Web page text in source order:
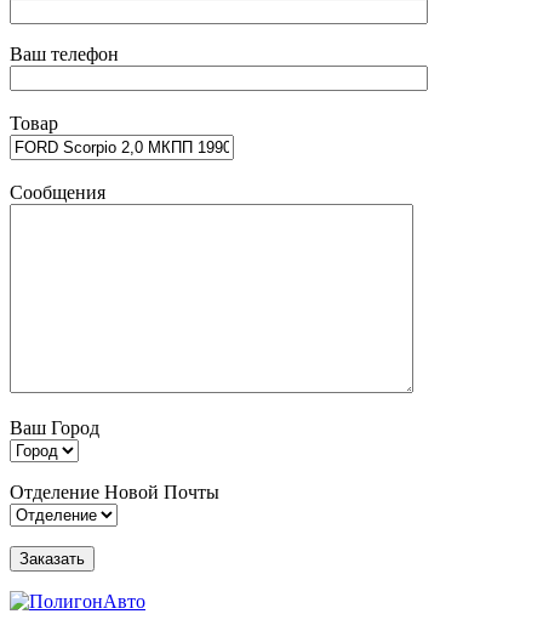
Ваш телефон
Товар
Сообщения
Ваш Город
Отделение Новой Почты